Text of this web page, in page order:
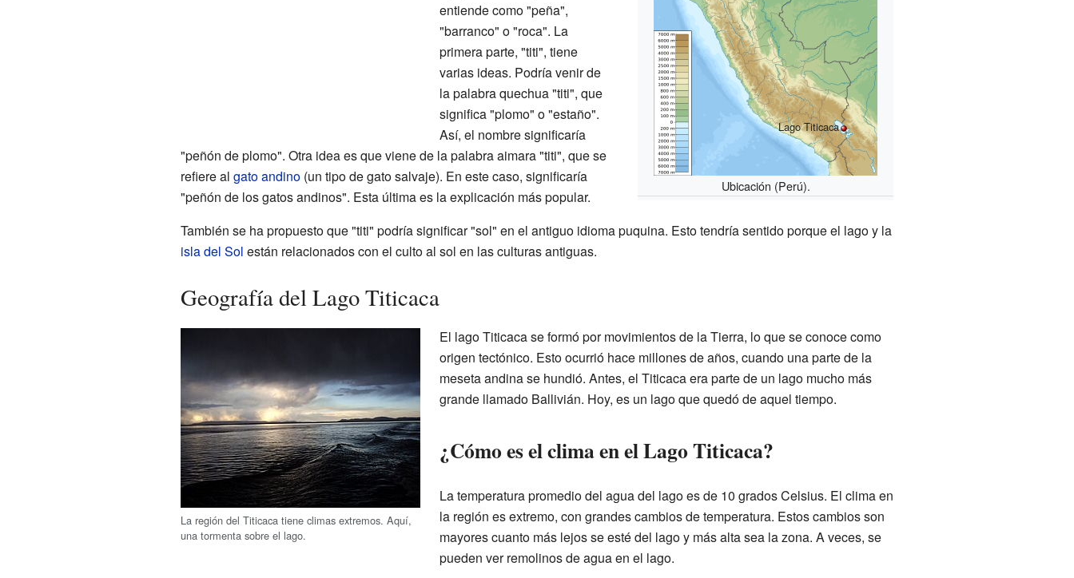
Lago Titicaca
Ubicación (Perú).
entiende como "peña",
"barranco" o "roca". La
primera parte, "titi", tiene
varias ideas. Podría venir de
la palabra quechua "titi", que
significa "plomo" o "estaño".
Así, el nombre significaría
"peñón de plomo". Otra idea es que viene de la palabra aimara "titi", que se
refiere al gato andino(un tipo de gato salvaje). En este caso, significaría
"peñón de los gatos andinos". Esta última es la explicación más popular.
También se ha propuesto que "titi" podría significar "sol" en el antiguo idioma puquina. Esto tendría sentido porque el lago y la
isla del Sol están relacionados con el culto al sol en las culturas antiguas.
Geografía del Lago Titicaca
La región del Titicaca tiene climas extremos. Aquí,
una tormenta sobre el lago.
El lago Titicaca se formó por movimientos de la Tierra, lo que se conoce como
origen tectónico. Esto ocurrió hace millones de años, cuando una parte de la
meseta andina se hundió. Antes, el Titicaca era parte de un lago mucho más
grande llamado Ballivián. Hoy, es un lago que quedó de aquel tiempo.
¿Cómo es el clima en el Lago Titicaca?
La temperatura promedio del agua del lago es de 10 grados Celsius. El clima en
la región es extremo, con grandes cambios de temperatura. Estos cambios son
mayores cuanto más lejos se esté del lago y más alta sea la zona. A veces, se
pueden ver remolinos de agua en el lago.